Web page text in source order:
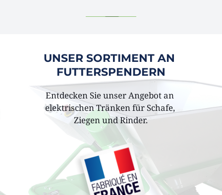
UNSER SORTIMENT AN
FUTTERSPENDERN
Entdecken Sie unser Angebot an
elektrischen Tränken für Schafe,
Ziegen und Rinder.